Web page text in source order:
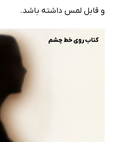
و قابل لمس داشته باشد.